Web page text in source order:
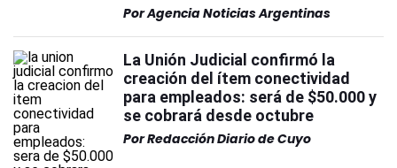
PorAgencia Noticias Argentinas
La Unión Judicial confirmó la
creación del ítem conectividad
para empleados: será de $50.000 y
se cobrará desde octubre
PorRedacción Diario de Cuyo